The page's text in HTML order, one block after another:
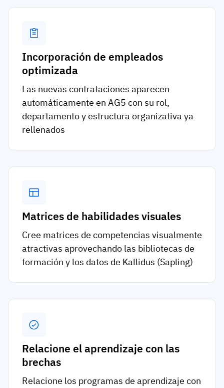
Incorporación de empleados
optimizada
Las nuevas contrataciones aparecen
automáticamente en AG5 con su rol,
departamento y estructura organizativa ya
rellenados
Matrices de habilidades visuales
Cree matrices de competencias visualmente
atractivas aprovechando las bibliotecas de
formación y los datos de Kallidus (Sapling)
Relacione el aprendizaje con las
brechas
Relacione los programas de aprendizaje con